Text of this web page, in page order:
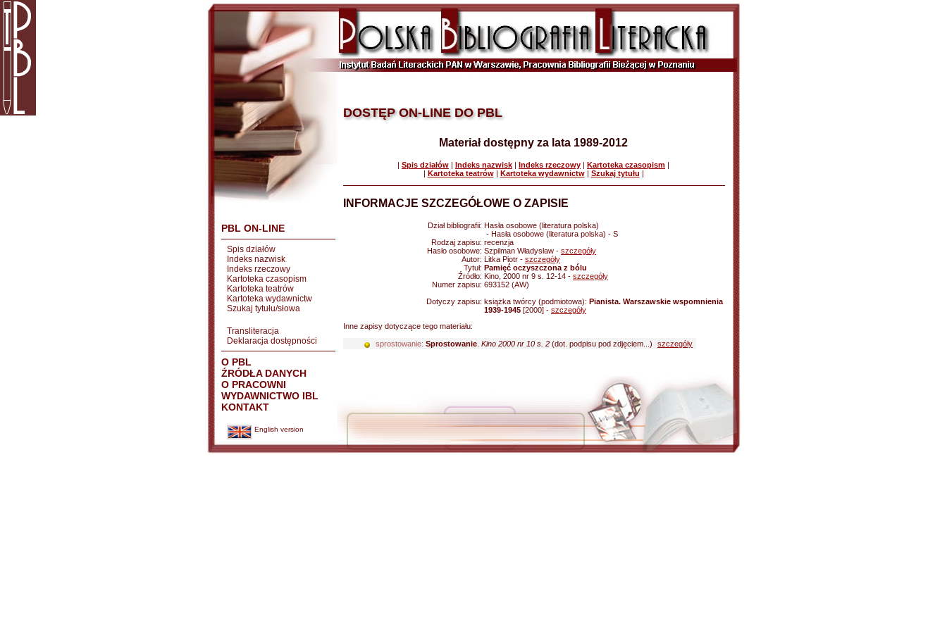
PBL ON-LINE
Spis działów
Indeks nazwisk
Indeks rzeczowy
Kartoteka czasopism
Kartoteka teatrów
Kartoteka wydawnictw
Szukaj tytułu/słowa
Transliteracja
Deklaracja dostępności
O PBL
ŹRÓDŁA DANYCH
O PRACOWNI
WYDAWNICTWO IBL
KONTAKT
English version
DOSTĘP ON-LINE DO PBL
Materiał dostępny za lata 1989-2012
| Spis działów | Indeks nazwisk | Indeks rzeczowy | Kartoteka czasopism |
| Kartoteka teatrów| Kartoteka wydawnictw| Szukaj tytułu |
INFORMACJE SZCZEGÓŁOWE O ZAPISIE
Dział bibliografii: Hasła osobowe (literatura polska)
- Hasła osobowe (literatura polska) - S
Rodzaj zapisu: recenzja
Hasło osobowe: Szpilman Władysław - szczegóły
Autor: Litka Piotr - szczegóły
Tytuł: Pamięć oczyszczona z bólu
Źródło: Kino, 2000 nr 9 s. 12-14 - szczegóły
Numer zapisu: 693152 (AW)
Dotyczy zapisu: książka twórcy (podmiotowa): Pianista. Warszawskie wspomnienia
1939-1945 [2000] - szczegóły
Inne zapisy dotyczące tego materiału:
sprostowanie: Sprostowanie Kino 2000 nr 10 s. 2 (dot. podpisu pod zdjęciem...) szczegóły